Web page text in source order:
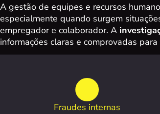
A gestão de equipes e recursos
especialmente quando surgem
empregador e colaborador. A
informações claras e comprovadas
Fraudes internas